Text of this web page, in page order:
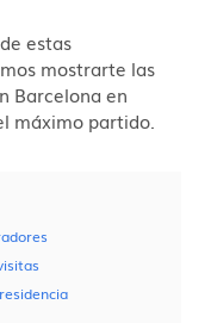
estas
mostrarte las
Barcelona en
máximo partido.